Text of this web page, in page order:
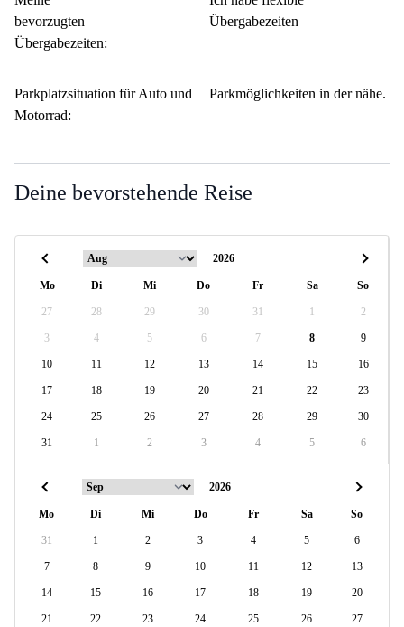
bevorzugten
Übergabezeiten:
Übergabezeiten
Parkplatzsituation für Auto und
Motorrad:
Parkmöglichkeiten in der nähe.
Deine bevorstehende Reise
Mo Di Mi Do Fr Sa So
27 28 29 30 31 1 2
3 4 5 6 7 8 9
10 11 12 13 14 15 16
17 18 19 20 21 22 23
24 25 26 27 28 29 30
31 1 2 3 4 5 6
Mo Di Mi Do Fr Sa So
31 1 2 3 4 5 6
7 8 9 10 11 12 13
14 15 16 17 18 19 20
21 22 23 24 25 26 27